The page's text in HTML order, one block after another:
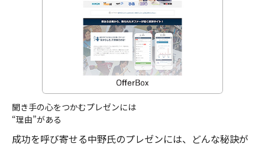
聞き手の心をつかむプレゼンには
“理由”がある
成功を呼び寄せる中野氏のプレゼンには、どんな秘訣が